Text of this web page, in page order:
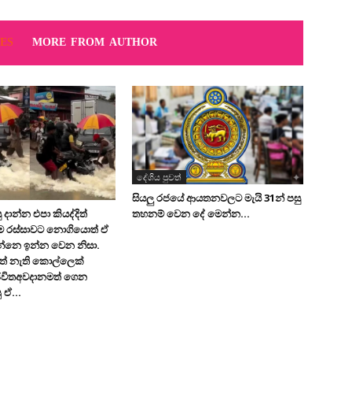
MORE FROM AUTHOR
එපා කියද්දිත්
රස්සාවට නොගියොත් ඒ
ඉන්න වෙන නිසා.
නැති කොල්ලෙක්
ගෙන
ඒ...
දේශිය පුවත්
සියලු රජයේ ආයතනවලට මැයි 31න් පසු
තහනම් වෙන දේ මෙන්න…